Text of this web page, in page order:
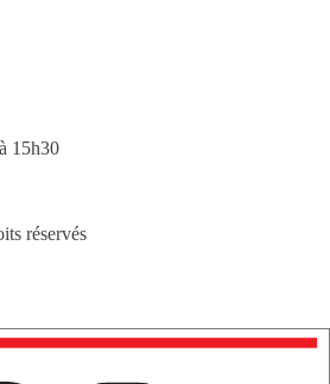
15h30
réservés